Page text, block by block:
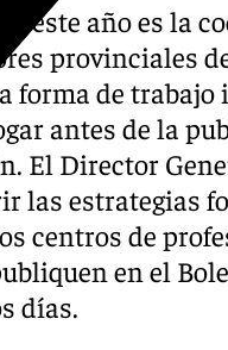
este año es la
provinciales
forma de
antes de la
El Director
las estrategias
centros de
en el
días.